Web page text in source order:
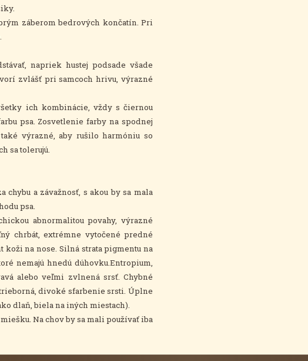
záberom bedrových končatín. Pri
napriek hustej podsade všade
zvlášť pri samcoch hrivu, výrazné
ich kombinácie, vždy s čiernou
psa. Zosvetlenie farby na spodnej
výrazné, aby rušilo harmóniu so
sa tolerujú.
a závažnosť, s akou by sa mala
psa.
abnormalitou povahy, výrazné
chrbát, extrémne vytočené predné
koži na nose. Silná strata pigmentu na
nemajú hnedú dúhovku.Entropium,
alebo veľmi zvlnená srsť. Chybné
divoké sfarbenie srsti. Úplne
dlaň, biela na iných miestach).
. Na chov by sa mali používať iba